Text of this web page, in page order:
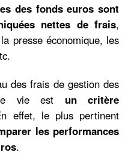
des fonds euros sont
nettes de frais,
presse économique, les
des frais de gestion des
vie est un critère
effet, le plus pertinent
les performances
.